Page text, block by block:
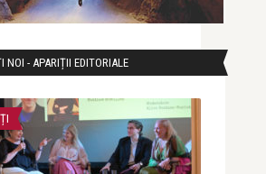
NOI - APARIȚII EDITORIALE